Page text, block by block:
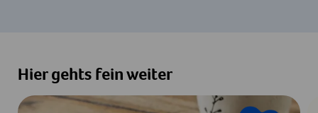
Hier gehts fein weiter